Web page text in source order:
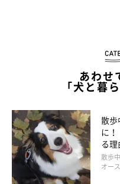
いかがでしたか？ご紹介し
をキレイにしてあげてくだ
あわせ
「犬と暮
散歩
に
る
散歩
オー